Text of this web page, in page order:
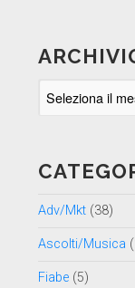
Adv/Mkt(38)
Ascolti/Musica
Fiabe(5)